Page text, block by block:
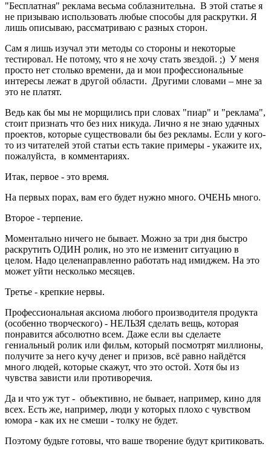
"Бесплатная" реклама весьма соблазнительна. В этой статье я
не призываю использовать любые способы для раскрутки. Я
лишь описываю, рассматриваю с разных сторон.
Сам я лишь изучал эти методы со стороны и некоторые
тестировал. Не потому, что я не хочу стать звездой. ;) У меня
просто нет столько времени, да и мои профессиональные
интересы лежат в другой области. Другими словами – мне за
это не платят.
Ведь как бы мы не морщились при словах "пиар" и "реклама",
стоит признать что без них никуда. Лично я не знаю удачных
проектов, которые существовали бы без рекламы. Если у кого-
то из читателей этой статьи есть такие примеры - укажите их,
пожалуйста, в комментариях.
Итак, первое - это время.
На первых порах, вам его будет нужно много. ОЧЕНЬ много.
Второе - терпение.
Моментально ничего не бывает. Можно за три дня быстро
раскрутить ОДИН ролик, но это не изменит ситуацию в
целом. Надо целенаправленно работать над имиджем. На это
может уйти несколько месяцев.
Третье - крепкие нервы.
Профессиональная аксиома любого производителя продукта
(особенно творческого) - НЕЛЬЗЯ сделать вещь, которая
понравится абсолютно всем. Даже если вы сделаете
гениальный ролик или фильм, который посмотрят миллионы,
получите за него кучу денег и призов, всё равно найдётся
много людей, которые скажут, что это остой. Хотя бы из
чувства зависти или противоречия.
Да и что уж тут - объективно, не бывает, например, кино для
всех. Есть же, например, люди у которых плохо с чувством
юмора - как их не смеши - толку не будет.
Поэтому будьте готовы, что ваше творение будут критиковать.